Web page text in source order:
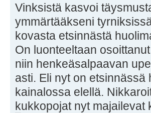
Vinksistä kasvoi
ymmärtääkseni
kovasta etsinnästä
On luonteeltaan
niin henkeäsalpaavan
asti. Eli nyt on
kainalossa elellä.
kukkopojat nyt majailevat